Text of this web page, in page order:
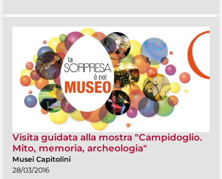
Visita guidata alla mostra "Campidoglio.
Mito, memoria, archeologia"
Musei Capitolini
28/03/2016